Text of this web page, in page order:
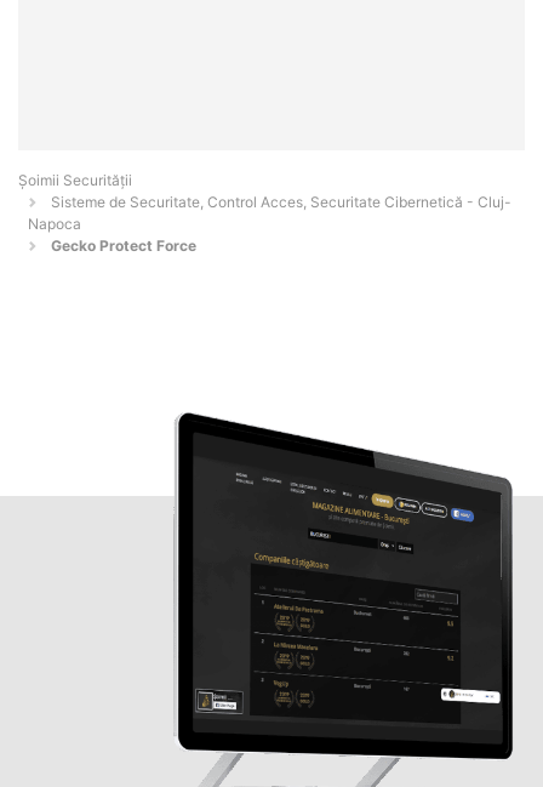
Șoimii Securității
Sisteme de Securitate, Control Acces, Securitate Cibernetică - Cluj-
Napoca
Gecko Protect Force